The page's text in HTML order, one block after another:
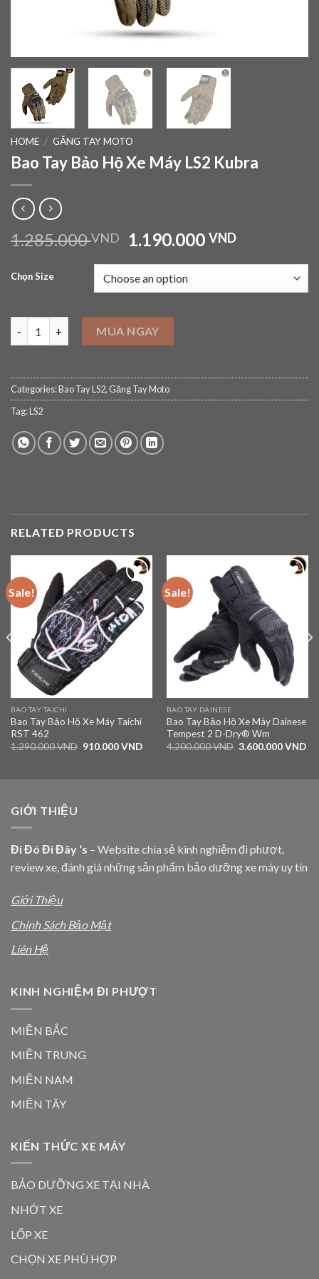
HOME / GĂNG TAY MOTO
Bao Tay Bảo Hộ Xe Máy LS2 Kubra
1.285.000VND 1.190.000VND
Chọn Size
MUA NGAY
Categories:Bao Tay LS2, Găng Tay Moto
Tag:LS2
RELATED PRODUCTS
Sale!
Add to
wishlist
BAO TAY TAICHI
Bao Tay Bảo Hộ Xe Máy Taichi
RST 462
1.290.000VND 910.000VND
Sale!
BAO TAY DAINESE
Bao Tay Bảo Hộ Xe Máy Dainese
Tempest 2 D-Dry® Wm
4.200.000VND 3.600.000VND
GIỚI THIỆU
Đi Đó Đi Đây ‘s – Website chia sẻ kinh nghiệm đi phượt,
review xe, đánh giá những sản phẩm bảo dưỡng xe máy uy tín
Giới Thiệu
Chính Sách Bảo Mật
Liên Hệ
KINH NGHIỆM ĐI PHƯỢT
MIỀN BẮC
MIỀN TRUNG
MIỀN NAM
MIỀN TÂY
KIẾN THỨC XE MÁY
BẢO DƯỠNG XE TẠI NHÀ
NHỚT XE
LỐP XE
CHỌN XE PHÙ HỢP